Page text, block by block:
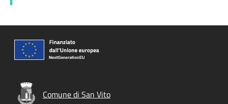
Comune di San Vito